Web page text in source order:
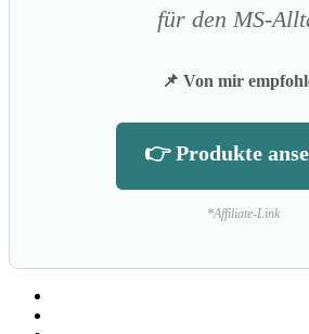
für den MS-
📌 Von mir
👉 Produkte
*Affiliate-Link